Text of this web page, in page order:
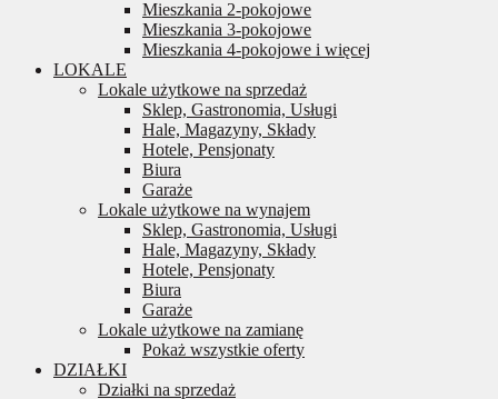
Mieszkania 2-pokojowe
Mieszkania 3-pokojowe
Mieszkania 4-pokojowe i więcej
LOKALE
Lokale użytkowe na sprzedaż
Sklep, Gastronomia, Usługi
Hale, Magazyny, Składy
Hotele, Pensjonaty
Biura
Garaże
Lokale użytkowe na wynajem
Sklep, Gastronomia, Usługi
Hale, Magazyny, Składy
Hotele, Pensjonaty
Biura
Garaże
Lokale użytkowe na zamianę
Pokaż wszystkie oferty
DZIAŁKI
Działki na sprzedaż